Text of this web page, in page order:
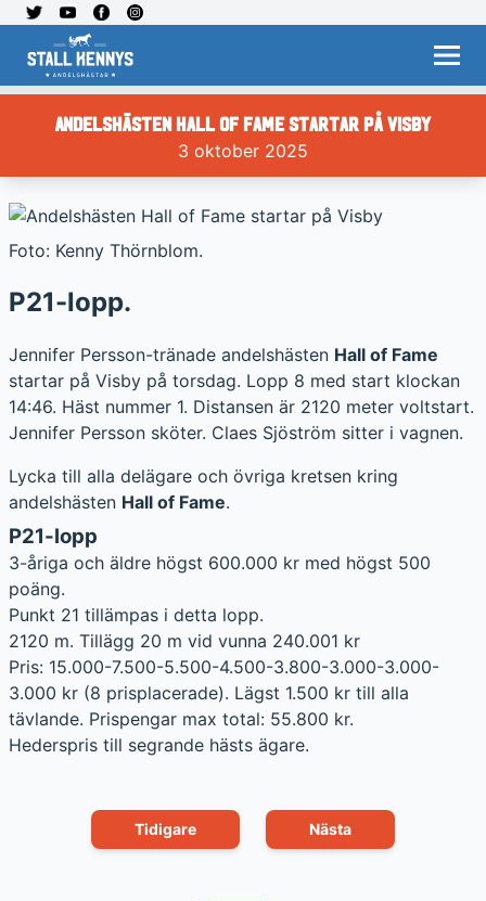
Andelshästen Hall of Fame startar på Visby
3 oktober 2025
Foto: Kenny Thörnblom.
P21-lopp.
Jennifer Persson-tränade andelshästen Hall of Fame
startar på Visby på torsdag. Lopp 8 med start klockan
14:46. Häst nummer 1. Distansen är 2120 meter voltstart.
Jennifer Persson sköter. Claes Sjöström sitter i vagnen.
Lycka till alla delägare och övriga kretsen kring
andelshästen Hall of Fame.
P21-lopp
3-åriga och äldre högst 600.000 kr med högst 500
poäng.
Punkt 21 tillämpas i detta lopp.
2120 m. Tillägg 20 m vid vunna 240.001 kr
Pris: 15.000-7.500-5.500-4.500-3.800-3.000-3.000-
3.000 kr (8 prisplacerade). Lägst 1.500 kr till alla
tävlande. Prispengar max total: 55.800 kr.
Hederspris till segrande hästs ägare.
Tidigare Nästa